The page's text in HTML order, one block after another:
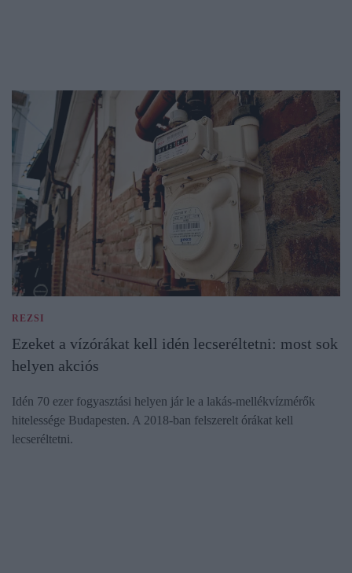
REZSI
Ezeket a vízórákat kell idén lecseréltetni: most sok
helyen akciós
Idén 70 ezer fogyasztási helyen jár le a lakás-mellékvízmérők
hitelessége Budapesten. A 2018-ban felszerelt órákat kell
lecseréltetni.